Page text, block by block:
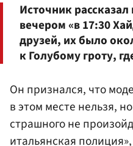
Источник
вечером «в 17:30
друзей, их было
к Голубому гроту,
Он признался, что
в этом месте нельзя,
страшного не
итальянская